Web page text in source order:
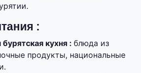
:
кухня : блюда из
продукты, национальные